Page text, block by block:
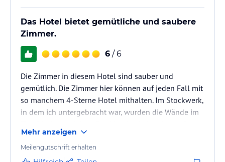
Das Hotel bietet gemütliche und saubere
Zimmer.
6 / 6
Die Zimmer in diesem Hotel sind sauber und
gemütlich. Die Zimmer hier können auf jeden Fall mit
so manchem 4-Sterne Hotel mithalten. Im Stockwerk,
in dem ich untergebracht war, wurden die Wände im
einen guten Eindruck Wert zu legen. Das Personal ist
sehr freundlich und hilfsbereit.
Mehr anzeigen
Meilengutschrift erhalten